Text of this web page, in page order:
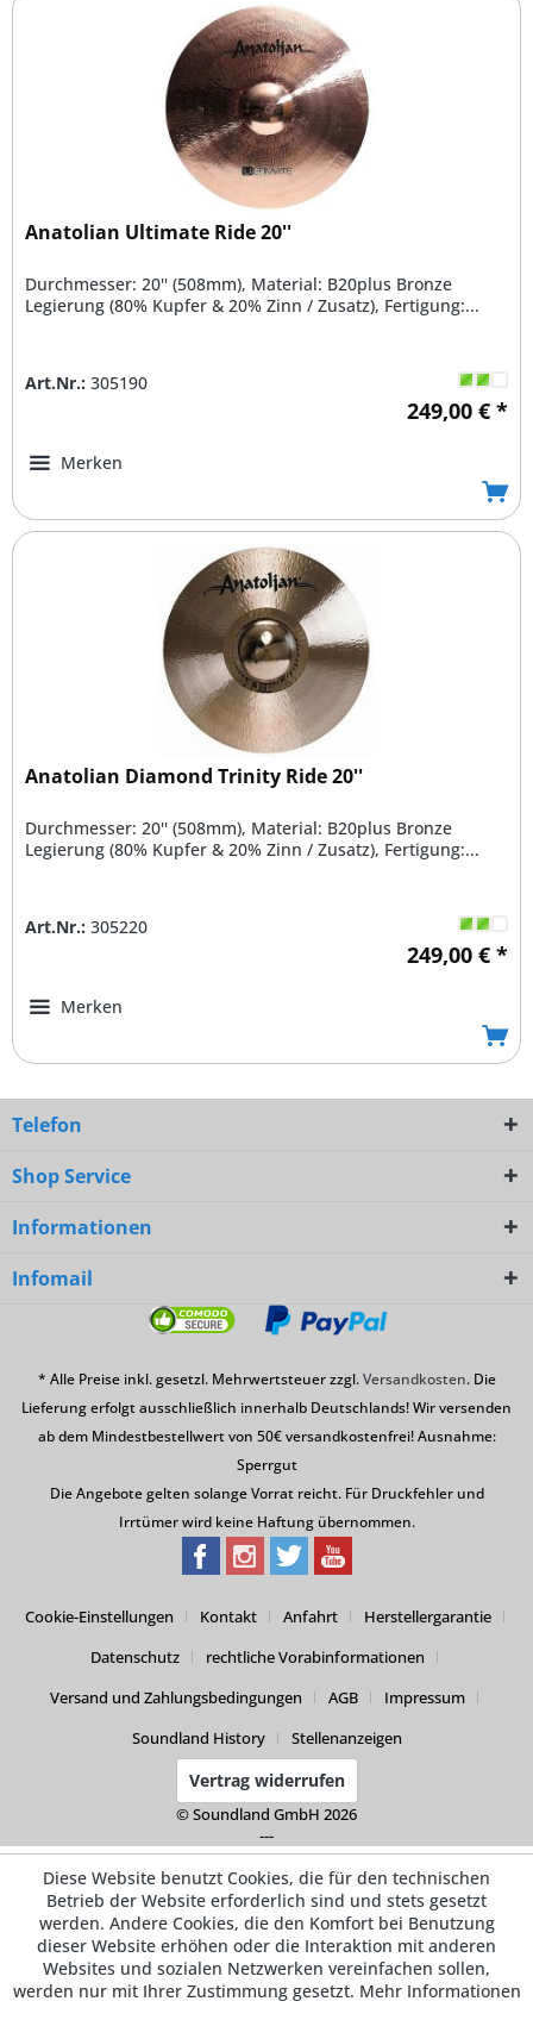
Anatolian Ultimate Ride 20''
Durchmesser: 20'' (508mm), Material: B20plus Bronze
Legierung (80% Kupfer & 20% Zinn / Zusatz), Fertigung:...
Art.Nr.: 305190
249,00 € *
Merken
Anatolian Diamond Trinity Ride 20''
Durchmesser: 20'' (508mm), Material: B20plus Bronze
Legierung (80% Kupfer & 20% Zinn / Zusatz), Fertigung:...
Art.Nr.: 305220
249,00 € *
Merken
Telefon
Shop Service
Informationen
Infomail
* Alle Preise inkl. gesetzl. Mehrwertsteuer zzgl.Versandkosten. Die
Lieferung erfolgt ausschließlich innerhalb Deutschlands! Wir versenden
ab dem Mindestbestellwert von 50€ versandkostenfrei! Ausnahme:
Sperrgut
Die Angebote gelten solange Vorrat reicht. Für Druckfehler und
Irrtümer wird keine Haftung übernommen.
Cookie-Einstellungen Kontakt Anfahrt
Herstellergarantie
Datenschutz
rechtliche Vorabinformationen
Versand und Zahlungsbedingungen
AGB
Impressum
Soundland History
Stellenanzeigen
Vertrag widerrufen
© Soundland GmbH 2026
---
Diese Website benutzt Cookies, die für den technischen
Betrieb der Website erforderlich sind und stets gesetzt
werden. Andere Cookies, die den Komfort bei Benutzung
dieser Website erhöhen oder die Interaktion mit anderen
Websites und sozialen Netzwerken vereinfachen sollen,
werden nur mit Ihrer Zustimmung gesetzt. Mehr Informationen